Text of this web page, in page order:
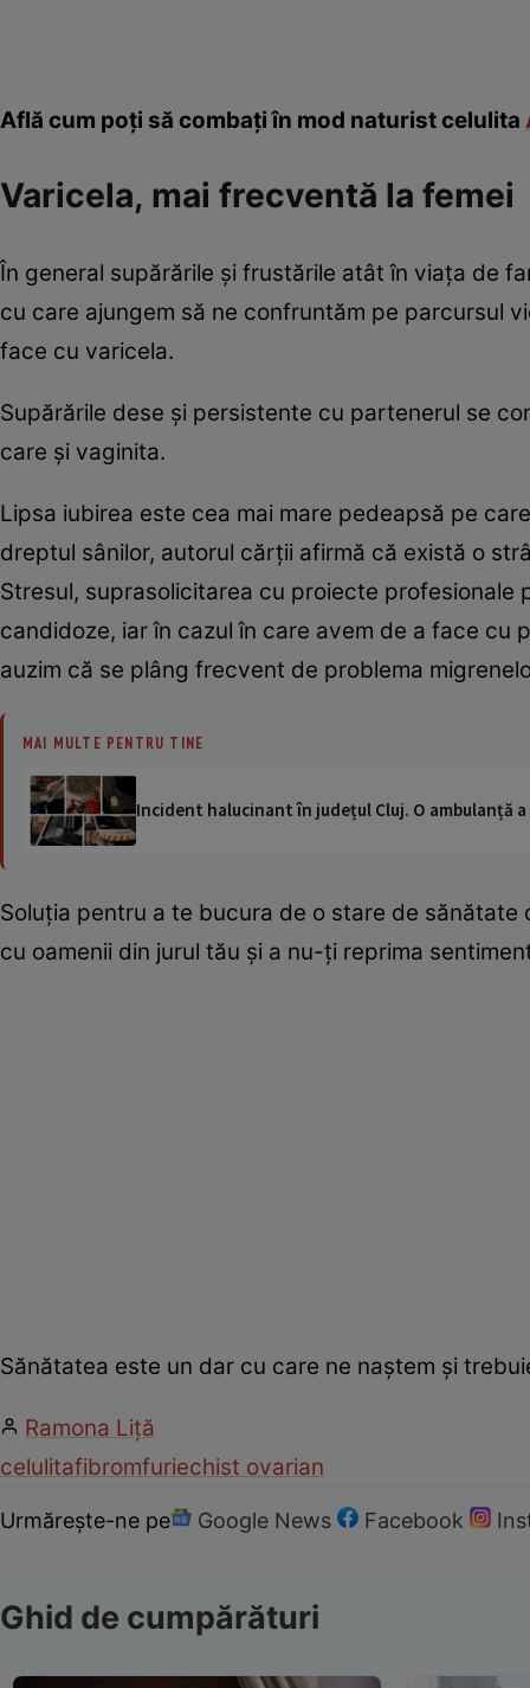
Află cum poţi să combaţi în mod naturist celulita
Varicela, mai frecventă la femei
În general supărările şi frustările atât în viaţa de
cu care ajungem să ne confruntăm pe parcursul
face cu varicela.
Supărările dese şi persistente cu partenerul se
care şi vaginita.
Lipsa iubirea este cea mai mare pedeapsă pe
dreptul sânilor, autorul cărţii afirmă că există o
Stresul, suprasolicitarea cu proiecte
candidoze, iar în cazul în care avem de a face
auzim că se plâng frecvent de problema
MAI MULTE PENTRU TINE
Incident halucinant în județul Cluj. O ambulanță
Soluţia pentru a te bucura de o stare de
cu oamenii din jurul tău şi a nu-ţi reprima
Sănătatea este un dar cu care ne naştem şi
Ramona Liţă
celulitafibromfuriechist ovarian
Urmărește-ne pe Google News Facebook
Ghid de cumpărături